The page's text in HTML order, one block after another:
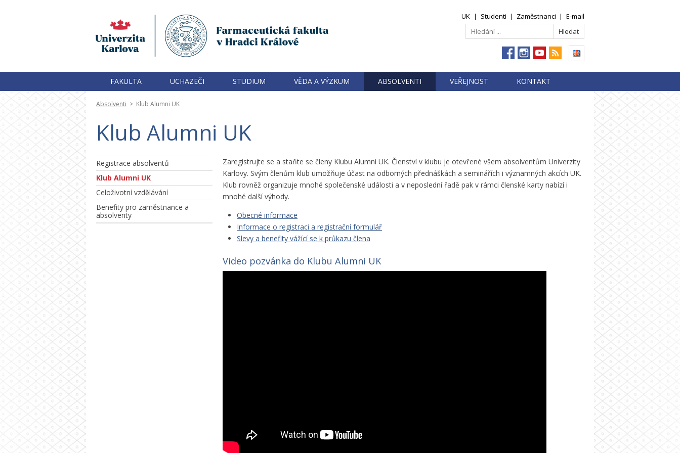
UK | Studenti | Zaměstnanci | E-mail
FAKULTA UCHAZEČI STUDIUM VĚDA A VÝZKUM ABSOLVENTI VEŘEJNOST KONTAKT
Absolventi > Klub Alumni UK
Klub Alumni UK
Registrace absolventů
Klub Alumni UK
Celoživotní vzdělávání
Benefity pro zaměstnance a
absolventy
Zaregistrujte se a staňte se členy Klubu Alumni UK. Členství v klubu je otevřené všem absolventům Univerzity
Karlovy. Svým členům klub umožňuje účast na odborných přednáškách a seminářích i významných akcích UK.
Klub rovněž organizuje mnohé společenské události a v neposlední řadě pak v rámci členské karty nabízí i
mnohé další výhody.
Obecné informace
Informace o registraci a registrační formulář
Slevy a benefity vážící se k průkazu člena
Video pozvánka do Klubu Alumni UK